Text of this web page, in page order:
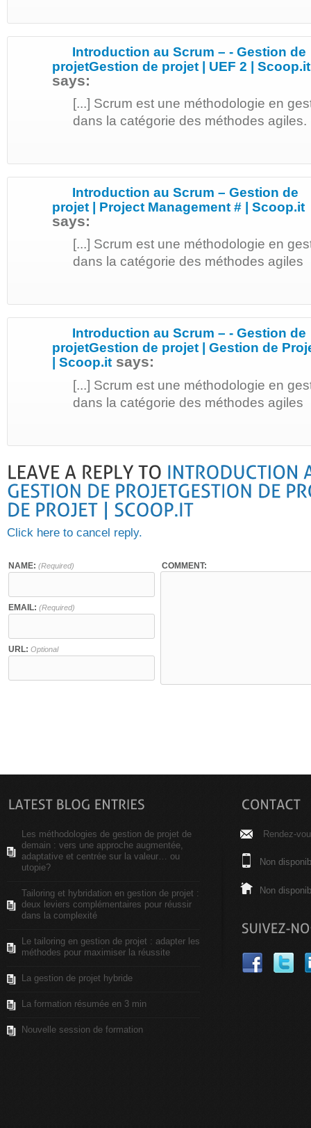
Introduction au Scrum – - Gestion de
projetGestion de projet | UEF 2 | Scoop.it
says:
[...] Scrum est une méthodologie en
dans la catégorie des méthodes
Introduction au Scrum – Gestion de
projet | Project Management # | Scoop.it
says:
[...] Scrum est une méthodologie en
dans la catégorie des méthodes agiles
Introduction au Scrum – - Gestion de
projetGestion de projet | Gestion de
| Scoop.it says:
[...] Scrum est une méthodologie en
dans la catégorie des méthodes agiles
Click here to cancel reply.
NAME: (Required)
EMAIL: (Required)
URL: Optional
COMMENT:
Les méthodologies de gestion de projet de
demain : vers une approche augmentée,
adaptative et centrée sur la valeur… ou
utopie?
Tailoring et hybridation en gestion de projet :
deux leviers complémentaires pour réussir
dans la complexité
Le tailoring en gestion de projet : adapter les
méthodes pour maximiser la réussite
La gestion de projet hybride
La formation résumée en 3 min
Nouvelle session de formation
Rendez-
Non
Non